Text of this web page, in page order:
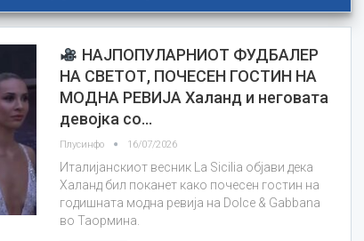
НАЈПОПУЛАРНИОТ ФУДБАЛЕР
НА СВЕТОТ, ПОЧЕСЕН ГОСТИН НА
МОДНА РЕВИЈА Халанд и неговата
девојка со…
Плусинфо 16/07/2026
Италијанскиот весник La Sicilia објави дека
Халанд бил поканет како почесен гостин на
годишната модна ревија на Dolce & Gabbana
во Таормина.